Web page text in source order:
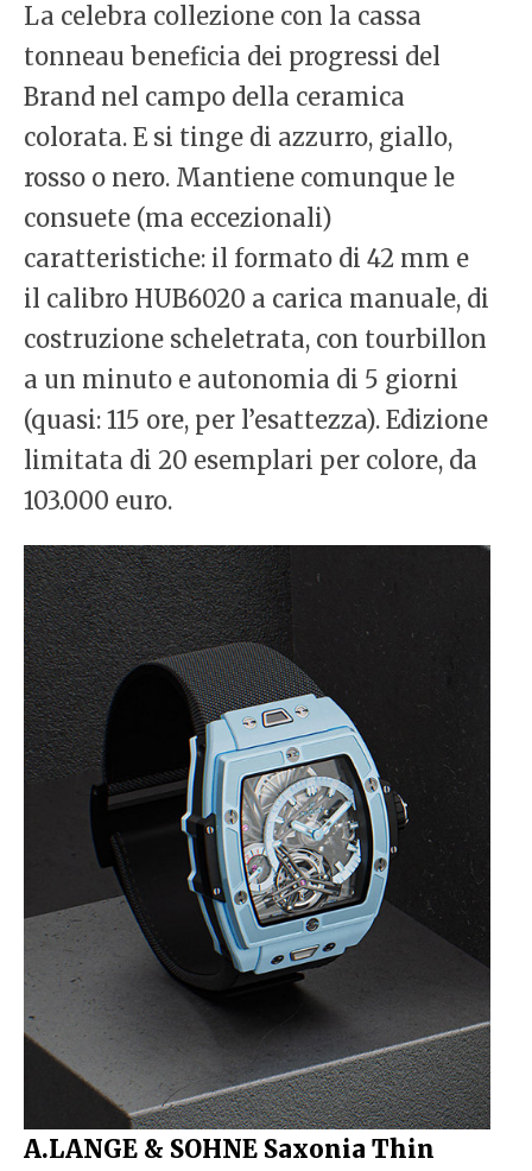
La celebra collezione con la cassa
tonneau beneficia dei progressi del
Brand nel campo della ceramica
colorata. E si tinge di azzurro, giallo,
rosso o nero. Mantiene comunque le
consuete (ma eccezionali)
caratteristiche: il formato di 42 mm e
il calibro HUB6020 a carica manuale, di
costruzione scheletrata, con tourbillon
a un minuto e autonomia di 5 giorni
(quasi: 115 ore, per l’esattezza). Edizione
limitata di 20 esemplari per colore, da
103.000 euro.
A.LANGE & SOHNE Saxonia Thin